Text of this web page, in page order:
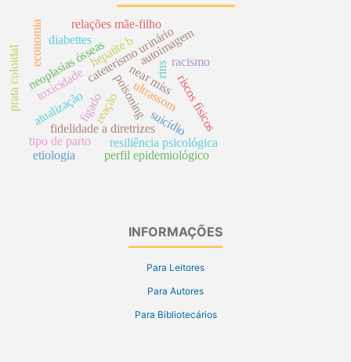
hepatite b
neoplasias ósseas
poisoningultrassom
cateterismo urinário
near miss
fidelidade a diretrizes
resiliência psicológica
relações mãe-filho
riscos físicos
autoimagem
perfil epidemiológico
economia
suicídio
reação
prata coloidal
diabettes
toxicidade
fígado
rins racismo
atualização
tipo de parto
etiologia
INFORMAÇÕES
Para Leitores
Para Autores
Para Bibliotecários